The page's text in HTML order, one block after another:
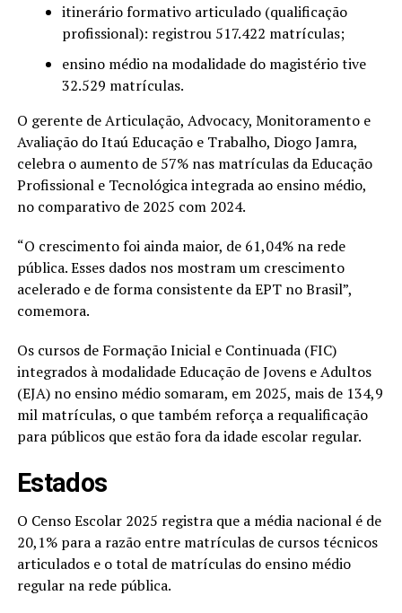
itinerário formativo articulado (qualificação
profissional): registrou 517.422 matrículas;
ensino médio na modalidade do magistério tive
32.529 matrículas.
O gerente de Articulação, Advocacy, Monitoramento e
Avaliação do Itaú Educação e Trabalho, Diogo Jamra,
celebra o aumento de 57% nas matrículas da Educação
Profissional e Tecnológica integrada ao ensino médio,
no comparativo de 2025 com 2024.
“O crescimento foi ainda maior, de 61,04% na rede
pública. Esses dados nos mostram um crescimento
acelerado e de forma consistente da EPT no Brasil”,
comemora.
Os cursos de Formação Inicial e Continuada (FIC)
integrados à modalidade Educação de Jovens e Adultos
(EJA) no ensino médio somaram, em 2025, mais de 134,9
mil matrículas, o que também reforça a requalificação
para públicos que estão fora da idade escolar regular.
Estados
O Censo Escolar 2025 registra que a média nacional é de
20,1% para a razão entre matrículas de cursos técnicos
articulados e o total de matrículas do ensino médio
regular na rede pública.